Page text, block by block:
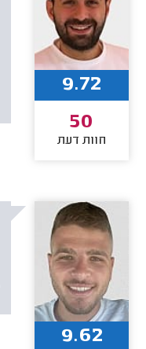
9.72
50
חוות דעת
9.62